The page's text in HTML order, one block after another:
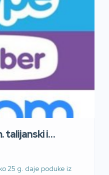
talijanski i
25 g. daje poduke iz